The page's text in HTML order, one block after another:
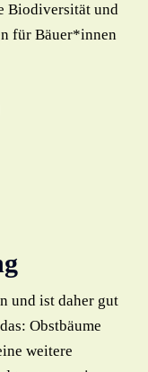
Biodiversität und
für Bäuer*innen
und ist daher gut
Obstbäume
weitere